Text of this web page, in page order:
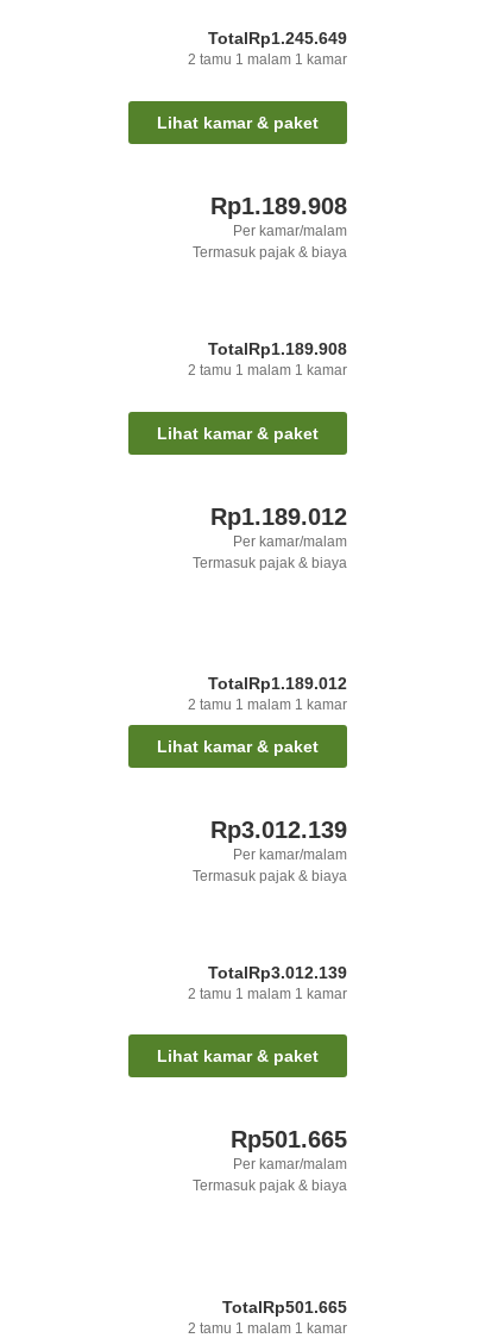
TotalRp1.245.649
2 tamu 1 malam 1 kamar
Lihat kamar & paket
Rp1.189.908
Per kamar/malam
Termasuk pajak & biaya
TotalRp1.189.908
2 tamu 1 malam 1 kamar
Lihat kamar & paket
Rp1.189.012
Per kamar/malam
Termasuk pajak & biaya
TotalRp1.189.012
2 tamu 1 malam 1 kamar
Lihat kamar & paket
Rp3.012.139
Per kamar/malam
Termasuk pajak & biaya
TotalRp3.012.139
2 tamu 1 malam 1 kamar
Lihat kamar & paket
Rp501.665
Per kamar/malam
Termasuk pajak & biaya
TotalRp501.665
2 tamu 1 malam 1 kamar